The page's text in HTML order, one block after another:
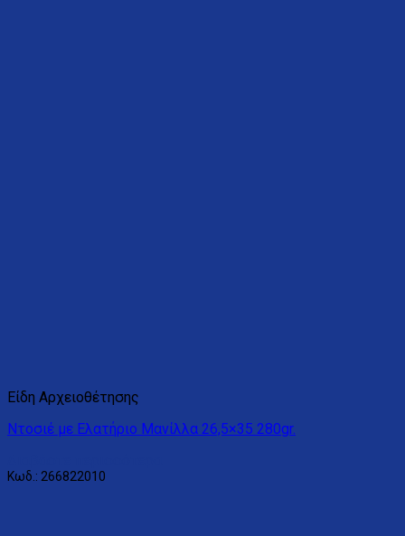
Είδη Αρχειοθέτησης
Ντοσιέ με Ελατήριο Μανίλλα 26,5×35 280gr.
Κωδ.: 266822010